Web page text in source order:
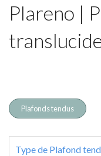
Plareno |
Plafonds tendus
Type de Plafond